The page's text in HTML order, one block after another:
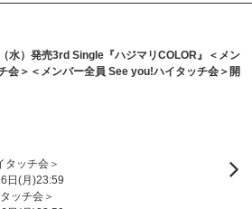
水）発売3rd Single『ハジマリCOLOR』＜メン
会＞＜メンバー全員 See you!ハイタッチ会＞開
タッチ会＞
日(月)23:59
ッチ会＞